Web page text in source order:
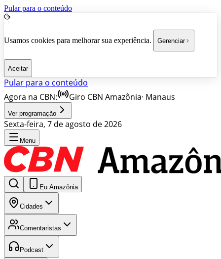
Pular para o conteúdo
Usamos cookies para melhorar sua experiência. Gerenciar
Aceitar
Pular para o conteúdo
Agora na CBN:
Giro CBN Amazônia· Manaus
Ver programação
Sexta-feira, 7 de agosto de 2026
Menu
Eu Amazônia
Cidades
Comentaristas
Podcast